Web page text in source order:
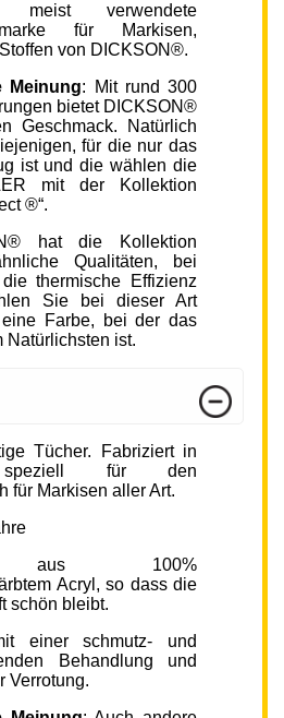
verwendete
für Markisen,
von DICKSON®.
Meinung: Mit rund 300
bietet DICKSON®
Geschmack. Natürlich
für die nur das
ist und die wählen die
mit der Kollektion
®“.
hat die Kollektion
Qualitäten, bei
thermische Effizienz
Sie bei dieser Art
Farbe, bei der das
Natürlichsten ist.
Tücher. Fabriziert in
speziell für den
für Markisen aller Art.
aus 100%
Acryl, so dass die
schön bleibt.
einer schmutz- und
Behandlung und
Verrotung.